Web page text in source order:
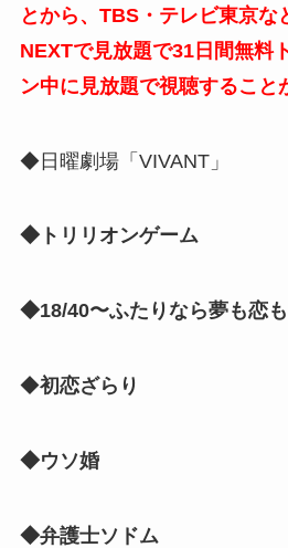
とから、TBS・テレビ東京な
NEXTで見放題で31日間無料
ン中に見放題で視聴すること
◆日曜劇場「VIVANT」
◆トリリオンゲーム
◆18/40〜ふたりなら夢も恋
◆初恋ざらり
◆ウソ婚
◆弁護士ソドム